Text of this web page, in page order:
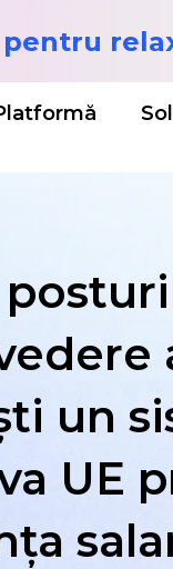
pentru
un
UE